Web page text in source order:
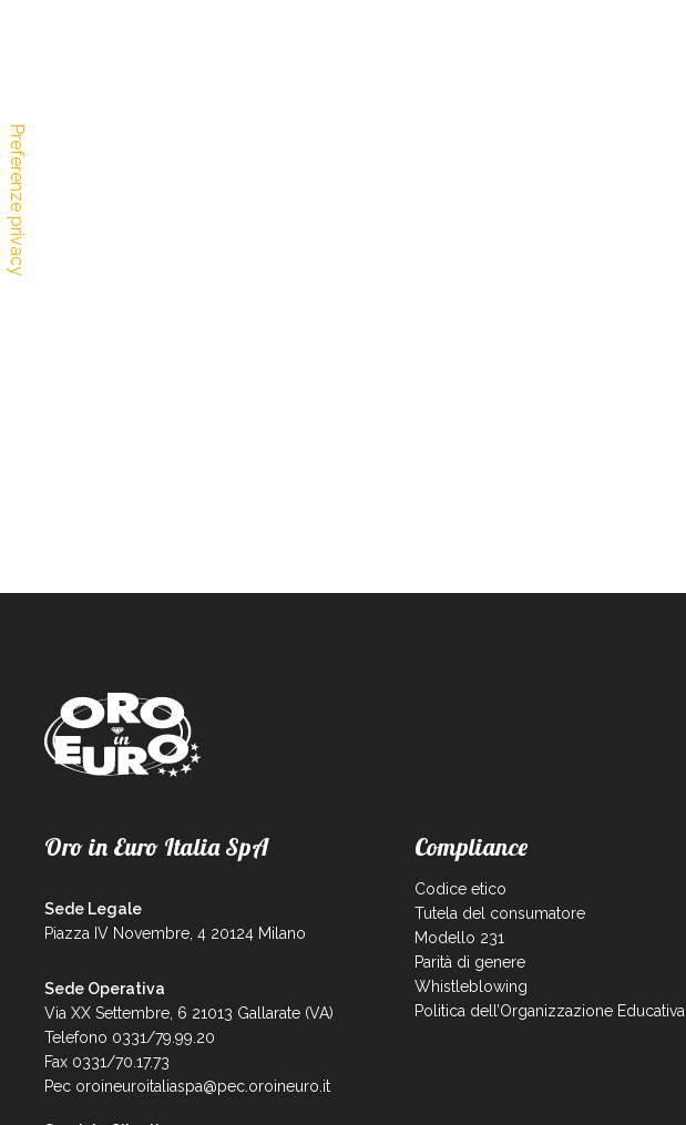
Oro in Euro Italia SpA
Sede Legale
Piazza IV Novembre, 4 20124 Milano
Sede Operativa
Via XX Settembre, 6 21013 Gallarate (VA)
Telefono 0331/79.99.20
Fax 0331/70.17.73
Pec oroineuroitaliaspa@pec.oroineuro.it
Compliance
Codice etico
Tutela del consumatore
Modello 231
Parità di genere
Whistleblowing
Politica dell’Organizzazione Educativa